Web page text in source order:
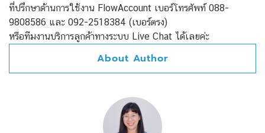
ที่ปรึกษาด้านการใช้งาน FlowAccount เบอร์โทรศัพท์ 088-
9808586 และ 092-2518384 (เบอร์ตรง)
หรือทีมงานบริการลูกค้าทางระบบ Live Chat ได้เลยค่ะ
About Author